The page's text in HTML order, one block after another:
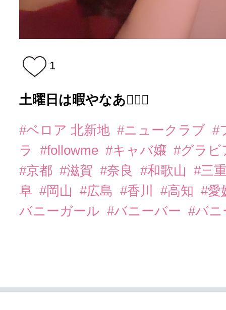
1
土曜日は暇やなあ🫩🫩🫩
#ベロア 北新地 #ニュークラブ #
ラ
#followme #キャバ嬢 #グラ
#京都 #滋賀 #奈良 #和歌山
#三
阜 #岡山 #広島 #香川 #高知 #愛
バニーガール #バニーバー #バ